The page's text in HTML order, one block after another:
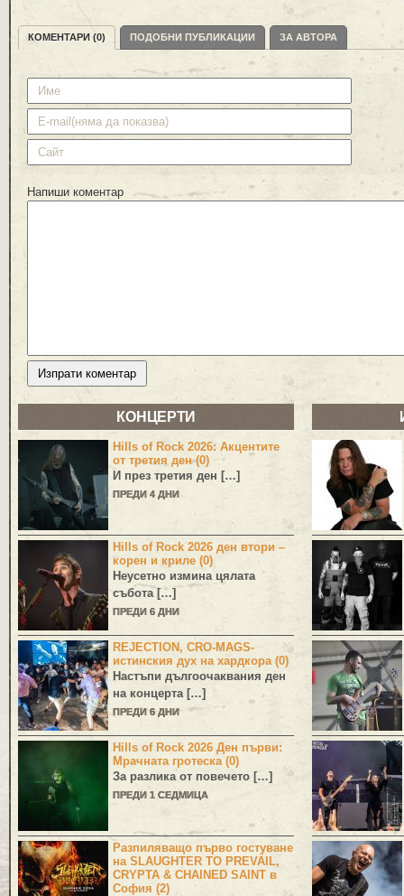
КОМЕНТАРИ (0) ПОДОБНИ ПУБЛИКАЦИИ ЗА АВТОРА
Напиши коментар
КОНЦЕРТИ
Hills of Rock 2026: Акцентите
от третия ден (0)
И през третия ден […]
ПРЕДИ 4 ДНИ
Hills of Rock 2026 ден втори –
корен и криле (0)
Неусетно измина цялата
събота […]
ПРЕДИ 6 ДНИ
REJECTION, CRO-MAGS-
истинския дух на хардкора (0)
Настъпи дългоочаквания ден
на концерта […]
ПРЕДИ 6 ДНИ
Hills of Rock 2026 Ден първи:
Мрачната гротеска (0)
За разлика от повечето […]
ПРЕДИ 1 СЕДМИЦА
Разпиляващо първо гостуване
на SLAUGHTER TO PREVAIL,
CRYPTA & CHAINED SAINT в
София (2)